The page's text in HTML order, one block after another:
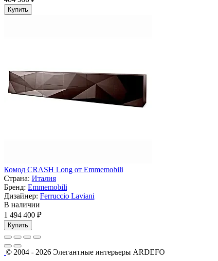
Купить
Комод CRASH Long от Emmemobili
Страна: Италия
Бренд: Emmemobili
Дизайнер: Ferruccio Laviani
В наличии
1 494 400 ₽
Купить